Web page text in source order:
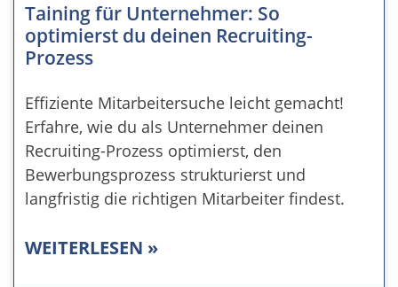
Taining für Unternehmer: So
optimierst du deinen Recruiting-
Prozess
Effiziente Mitarbeitersuche leicht gemacht!
Erfahre, wie du als Unternehmer deinen
Recruiting-Prozess optimierst, den
Bewerbungsprozess strukturierst und
langfristig die richtigen Mitarbeiter findest.
WEITERLESEN »